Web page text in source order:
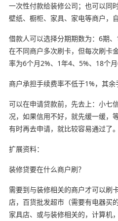
一次性付款给装修公司；也可以同
壁纸、橱柜、家具、家电等商户，自
借款人可以选择分期期数为：6期
在不同商户多次刷卡，但每次刷卡
率为6个月2%、1年4、5%、18个月
商户承担手续费率不低于1%，其余
可以在申请贷款前，先去上：小七
况，如果信用不好，就先缓一缓，
有时再去申请，就比较容易通过了。
扩展资料：
装修贷要在什么商户刷？
需要到与装修相关的商户才可以刷
店，百货批发超市（需要有电器买
家具店、或与装修相关的，计算机